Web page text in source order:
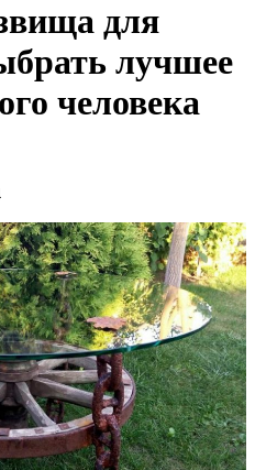
для
лучшее
человека